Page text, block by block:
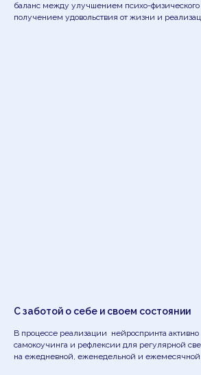
баланс между улучшением психо-физического
получением удовольствия от жизни и
С заботой о себе и своем состоянии
В процессе реализации нейроспринта активно
самокоучинга и рефлексии для регулярной
на ежедневной, еженедельной и ежемесячной